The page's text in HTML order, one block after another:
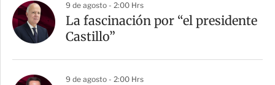
9 de agosto - 2:00 Hrs
La fascinación por “el presidente
Castillo”
9 de agosto - 2:00 Hrs